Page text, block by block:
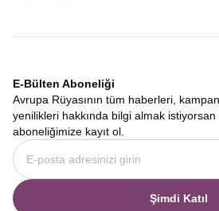
E-Bülten Aboneliği
Avrupa Rüyasının tüm haberleri,
yenilikleri hakkında bilgi almak istiyorsan
aboneliğimize kayıt ol.
Şimdi Katıl